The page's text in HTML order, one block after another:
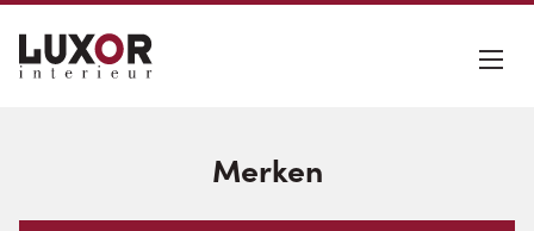
Merken